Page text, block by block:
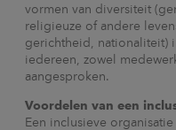
vormen van diversiteit
religieuze of andere
gerichtheid, nationaliteit)
iedereen, zowel
aangesproken.
Voordelen van een
Een inclusieve